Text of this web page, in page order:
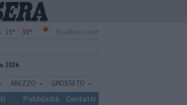
25° 35°
2026
AREZZO GROSSETO
Pubblicità Contatti